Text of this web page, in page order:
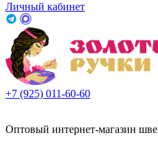
Личный кабинет
+7 (925) 011-60-60
Оптовый интернет-магазин